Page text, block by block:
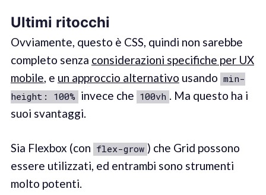
Ultimi ritocchi
Ovviamente, questo è CSS, quindi non sarebbe
completo senza considerazioni specifiche per UX
mobile, e un approccio alternativo usando min-
height: 100% invece che 100vh . Ma questo ha i
suoi svantaggi.
Sia Flexbox (con flex-grow ) che Grid possono
essere utilizzati, ed entrambi sono strumenti
molto potenti.